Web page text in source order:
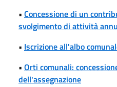
• Concessione di un
svolgimento di attività
• Iscrizione all'albo
• Orti comunali:
dell'assegnazione